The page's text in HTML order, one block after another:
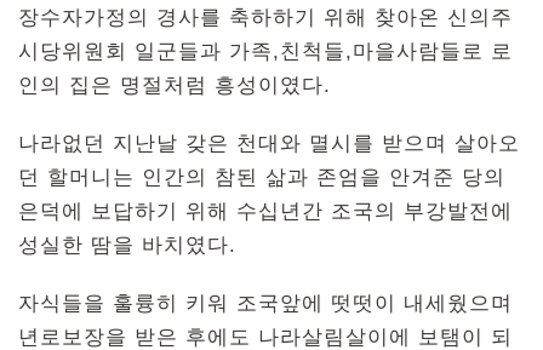
장수자가정의 경사를 축하하기 위해 찾아온 신의주
시당위원회 일군들과 가족,친척들,마을사람들로 로
인의 집은 명절처럼 흥성이였다.
나라없던 지난날 갖은 천대와 멸시를 받으며 살아오
던 할머니는 인간의 참된 삶과 존엄을 안겨준 당의
은덕에 보답하기 위해 수십년간 조국의 부강발전에
성실한 땀을 바치였다.
자식들을 훌륭히 키워 조국앞에 떳떳이 내세웠으며
년로보장을 받은 후에도 나라살림살이에 보탬이 되